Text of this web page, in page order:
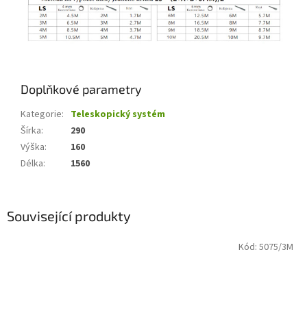
Související produkty
Kód: 5075/3M
Doplňkové parametry
Kategorie: Teleskopický systém
Šírka:
290
Výška:
160
Délka: 1560